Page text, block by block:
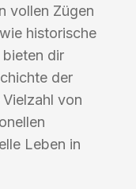
vollen Zügen
historische
bieten dir
der
von
Leben in